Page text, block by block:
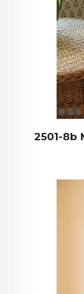
2501-8b